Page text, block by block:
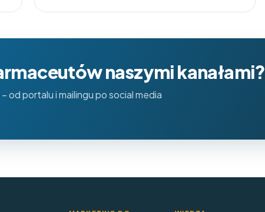
naszymi kanałami?
od portalu i mailingu po social media